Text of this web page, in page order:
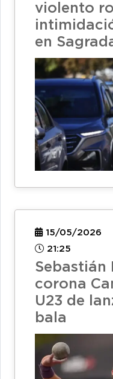
violento
en
15/05/2026
21:25
Sebastián
corona
U23 de
bala